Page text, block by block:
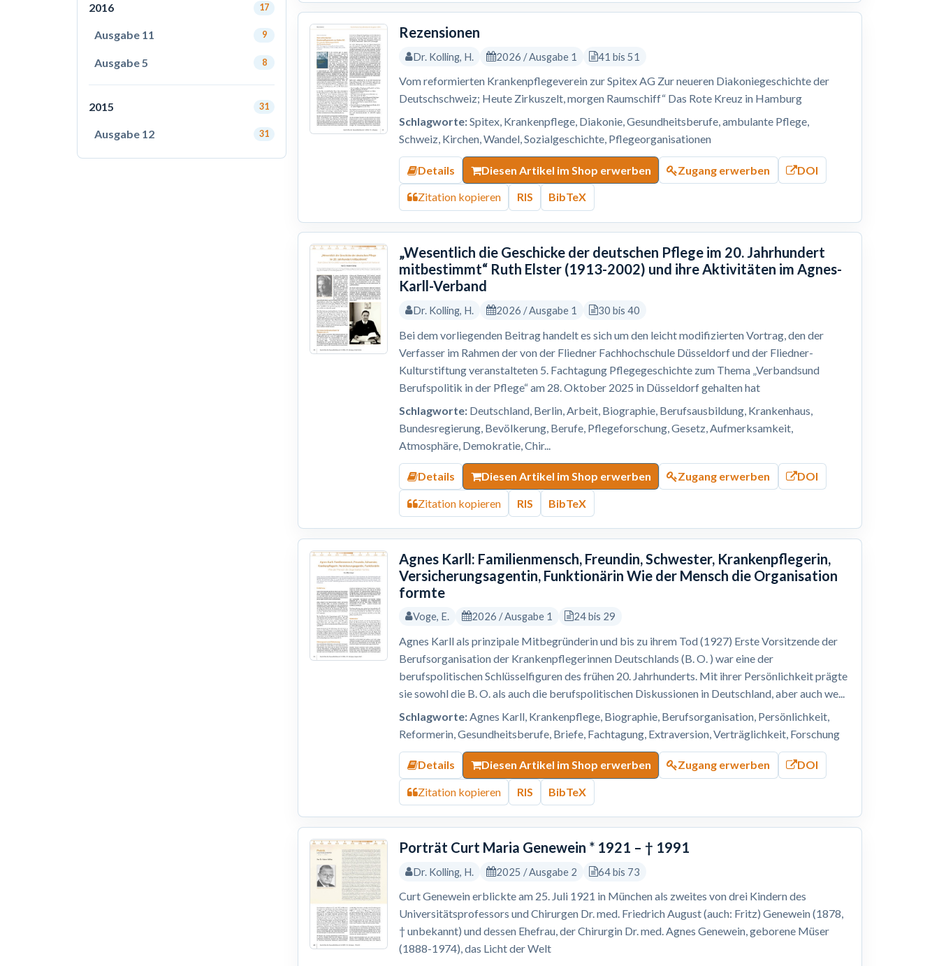
2016 17
Ausgabe 11 9
Ausgabe 5 8
2015 31
Ausgabe 12 31
Rezensionen
Dr. Kolling, H. 2026 / Ausgabe 1 41 bis 51
Vom reformierten Krankenpflegeverein zur Spitex AG Zur neueren Diakoniegeschichte der
Deutschschweiz; Heute Zirkuszelt, morgen Raumschiff“ Das Rote Kreuz in Hamburg
Schlagworte:Spitex, Krankenpflege, Diakonie, Gesundheitsberufe, ambulante Pflege,
Schweiz, Kirchen, Wandel, Sozialgeschichte, Pflegeorganisationen
Details Diesen Artikel im Shop erwerben Zugang erwerben DOI
Zitation kopieren RIS BibTeX
„Wesentlich die Geschicke der deutschen Pflege im 20. Jahrhundert
mitbestimmt“ Ruth Elster (1913-2002) und ihre Aktivitäten im Agnes-
Karll-Verband
Dr. Kolling, H. 2026 / Ausgabe 1 30 bis 40
Bei dem vorliegenden Beitrag handelt es sich um den leicht modifizierten Vortrag, den der
Verfasser im Rahmen der von der Fliedner Fachhochschule Düsseldorf und der Fliedner-
Kulturstiftung veranstalteten 5. Fachtagung Pflegegeschichte zum Thema „Verbandsund
Berufspolitik in der Pflege“ am 28. Oktober 2025 in Düsseldorf gehalten hat
Schlagworte: Deutschland, Berlin, Arbeit, Biographie, Berufsausbildung, Krankenhaus,
Bundesregierung, Bevölkerung, Berufe, Pflegeforschung, Gesetz, Aufmerksamkeit,
Atmosphäre, Demokratie, Chir...
Details Diesen Artikel im Shop erwerben Zugang erwerben DOI
Zitation kopieren RIS BibTeX
Agnes Karll: Familienmensch, Freundin, Schwester, Krankenpflegerin,
Versicherungsagentin, Funktionärin Wie der Mensch die Organisation
formte
Voge, E. 2026 / Ausgabe 1 24 bis 29
Agnes Karll als prinzipale Mitbegründerin und bis zu ihrem Tod (1927) Erste Vorsitzende der
Berufsorganisation der Krankenpflegerinnen Deutschlands (B. O. ) war eine der
berufspolitischen Schlüsselfiguren des frühen 20. Jahrhunderts. Mit ihrer Persönlichkeit prägte
sie sowohl die B. O. als auch die berufspolitischen Diskussionen in Deutschland, aber auch we...
Schlagworte:Agnes Karll, Krankenpflege, Biographie, Berufsorganisation, Persönlichkeit,
Reformerin, Gesundheitsberufe, Briefe, Fachtagung, Extraversion, Verträglichkeit, Forschung
Details Diesen Artikel im Shop erwerben Zugang erwerben DOI
Zitation kopieren RIS BibTeX
Porträt Curt Maria Genewein * 1921 – † 1991
Dr. Kolling, H. 2025 / Ausgabe 2 64 bis 73
Curt Genewein erblickte am 25. Juli 1921 in München als zweites von drei Kindern des
Universitätsprofessors und Chirurgen Dr. med. Friedrich August (auch: Fritz) Genewein (1878,
† unbekannt) und dessen Ehefrau, der Chirurgin Dr. med. Agnes Genewein, geborene Müser
(1888-1974), das Licht der Welt